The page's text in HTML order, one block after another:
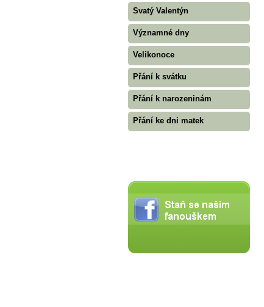
Svatý Valentýn
Významné dny
Velikonoce
Přání k svátku
Přání k narozeninám
Přání ke dni matek